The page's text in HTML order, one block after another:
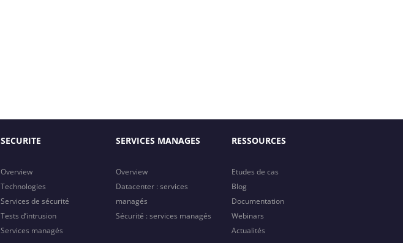
SECURITE
Overview
Technologies
Services de sécurité
Tests d’intrusion
Services managés
SERVICES MANAGES
Overview
Datacenter : services
managés
Sécurité : services managés
RESSOURCES
Etudes de cas
Blog
Documentation
Webinars
Actualités